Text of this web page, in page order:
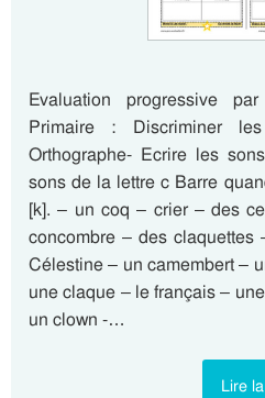
Evaluation progressive
Primaire : Discriminer
Orthographe- Ecrire les
sons de la lettre c Barre
[k]. – un coq – crier – des
concombre – des
Célestine – un camembert –
une claque – le français –
un clown -…
Lire